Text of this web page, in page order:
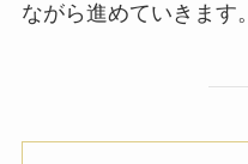
ながら進めていきます。